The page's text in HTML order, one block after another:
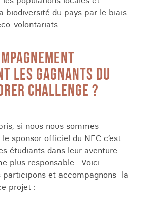
biodiversité du pays par le biais
volontariats.
LES GAGNANTS DU
CHALLENGE ?
si nous nous sommes
sponsor officiel du NEC c’est
étudiants dans leur aventure
plus responsable. Voici
participons et accompagnons la
projet :